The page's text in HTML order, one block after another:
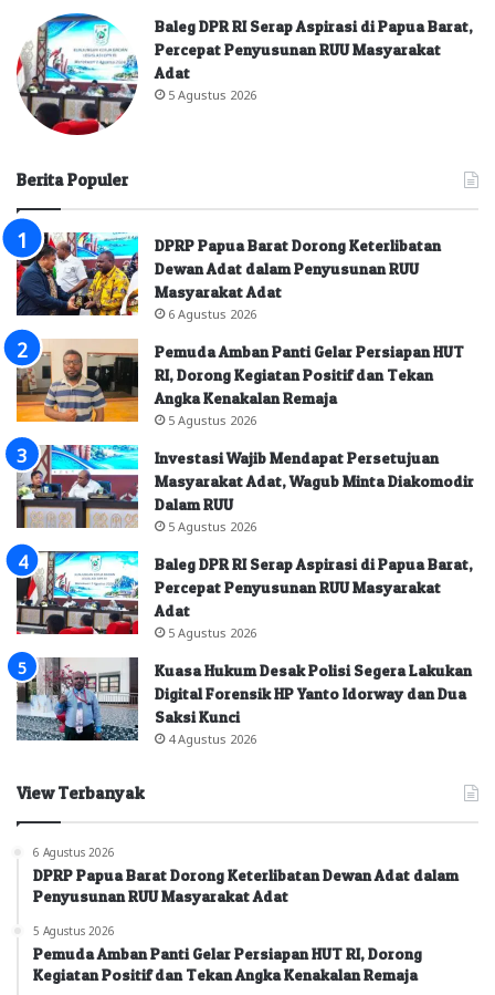
Baleg DPR RI Serap Aspirasi di Papua Barat,
Percepat Penyusunan RUU Masyarakat
Adat
5 Agustus 2026
Berita Populer
DPRP Papua Barat Dorong Keterlibatan
Dewan Adat dalam Penyusunan RUU
Masyarakat Adat
6 Agustus 2026
Pemuda Amban Panti Gelar Persiapan HUT
RI, Dorong Kegiatan Positif dan Tekan
Angka Kenakalan Remaja
5 Agustus 2026
Investasi Wajib Mendapat Persetujuan
Masyarakat Adat, Wagub Minta Diakomodir
Dalam RUU
5 Agustus 2026
Baleg DPR RI Serap Aspirasi di Papua Barat,
Percepat Penyusunan RUU Masyarakat
Adat
5 Agustus 2026
Kuasa Hukum Desak Polisi Segera Lakukan
Digital Forensik HP Yanto Idorway dan Dua
Saksi Kunci
4 Agustus 2026
View Terbanyak
6 Agustus 2026
DPRP Papua Barat Dorong Keterlibatan Dewan Adat dalam
Penyusunan RUU Masyarakat Adat
5 Agustus 2026
Pemuda Amban Panti Gelar Persiapan HUT RI, Dorong
Kegiatan Positif dan Tekan Angka Kenakalan Remaja